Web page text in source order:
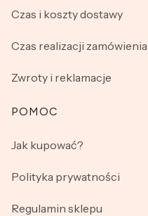
Czas i koszty dostawy
Czas realizacji zamówienia
Zwroty i reklamacje
POMOC
Jak kupować?
Polityka prywatności
Regulamin sklepu